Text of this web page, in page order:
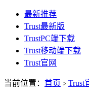
最新推荐
Trust最新版
TrustPC端下载
Trust移动端下载
Trust官网
当前位置： 首页 > Trust